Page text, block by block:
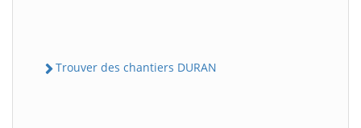
Trouver des chantiers DURAN